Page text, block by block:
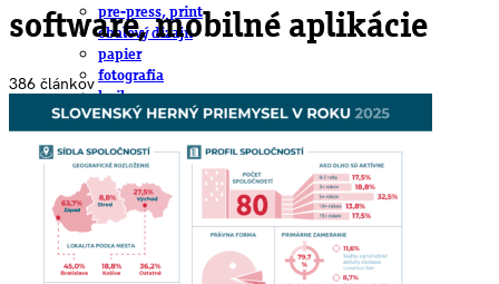
pre-press, print
obalový dizajn
papier
fotografia
knihy
web
hardware
software, mobilné aplikácie
na stiahnutie
obludárium
video
pracovné ponuky
software, mobilné aplikácie
386 článkov